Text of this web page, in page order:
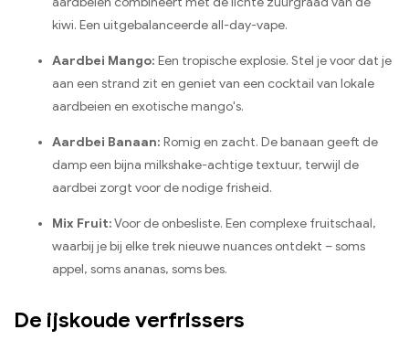
kiwi. Een uitgebalanceerde all-day-vape.
Aardbei Mango: Een tropische explosie. Stel je voor dat je
aan een strand zit en geniet van een cocktail van lokale
aardbeien en exotische mango's.
Aardbei Banaan: Romig en zacht. De banaan geeft de
damp een bijna milkshake-achtige textuur, terwijl de
aardbei zorgt voor de nodige frisheid.
Mix Fruit:Voor de onbesliste. Een complexe fruitschaal,
waarbij je bij elke trek nieuwe nuances ontdekt – soms
appel, soms ananas, soms bes.
De ijskoude verfrissers